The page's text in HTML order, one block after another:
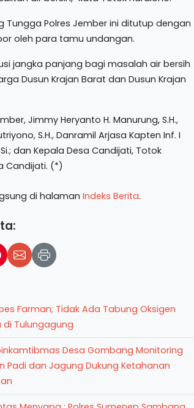
Tungga Polres Jember ini ditutup dengan
oleh para tamu undangan.
jangka panjang bagi masalah air bersih
Dusun Krajan Barat dan Dusun Krajan
Jimmy Heryanto H. Manurung, S.H.,
S.H., Danramil Arjasa Kapten Inf. I
dan Kepala Desa Candijati, Totok
Candijati. (*)
di halaman Indeks Berita.
Farman; Tidak Ada Tabung Oksigen
di Tulungagung
Desa Gombang Monitoring
Padi dan Jagung Dukung Ketahanan